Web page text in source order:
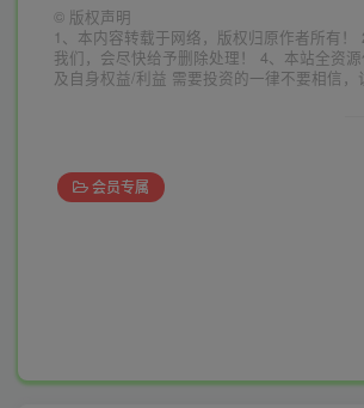
© 版权声明
1、本内容转载于网络，版权归原作者所有
我们，会尽快给予删除处理！ 4、本站全资
及自身权益/利益 需要投资的一律不要相信
会员专属